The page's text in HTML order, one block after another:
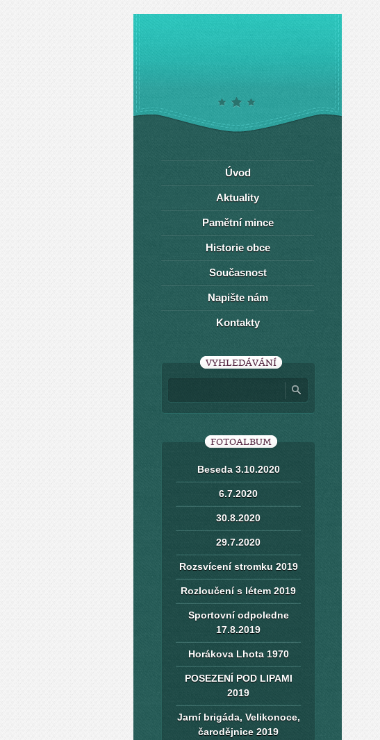
Úvod
Aktuality
Pamětní mince
Historie obce
Současnost
Napište nám
Kontakty
VYHLEDÁVÁNÍ
FOTOALBUM
Beseda 3.10.2020
6.7.2020
30.8.2020
29.7.2020
Rozsvícení stromku 2019
Rozloučení s létem 2019
Sportovní odpoledne
17.8.2019
Horákova Lhota 1970
POSEZENÍ POD LIPAMI
2019
Jarní brigáda, Velikonoce,
čarodějnice 2019